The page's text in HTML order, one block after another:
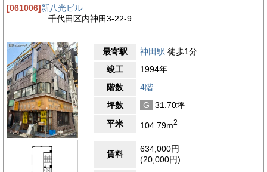
[061006]新八光ビル
千代田区内神田3-22-9
最寄駅 神田駅 徒歩1分
竣工
1994年
階数
4階
坪数
G
31.70坪
平米
104.79m2
賃料
634,000円
(20,000円)